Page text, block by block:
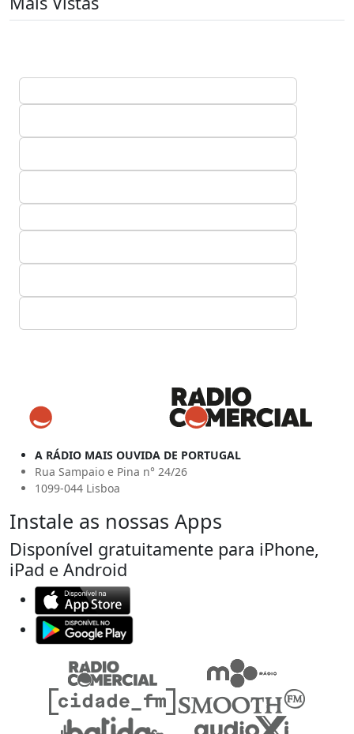
A RÁDIO MAIS OUVIDA DE PORTUGAL
Rua Sampaio e Pina n° 24/26
1099-044 Lisboa
Instale as nossas Apps
Disponível gratuitamente para iPhone,
iPad e Android